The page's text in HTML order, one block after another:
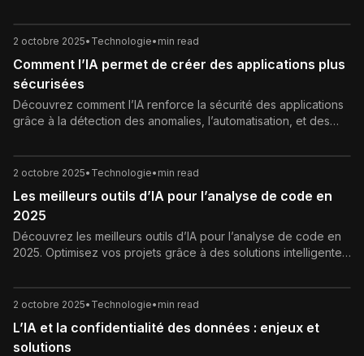
2 octobre 2025• Technologie• min read
Comment l’IA permet de créer des applications plus
sécurisées
Découvrez comment l’IA renforce la sécurité des applications
grâce à la détection des anomalies, l’automatisation, et des
2 octobre 2025• Technologie• min read
Les meilleurs outils d’IA pour l’analyse de code en
2025
Découvrez les meilleurs outils d’IA pour l’analyse de code en
2025. Optimisez vos projets grâce à des solutions intelligentes
qualité du code.
2 octobre 2025• Technologie• min read
L’IA et la confidentialité des données : enjeux et
solutions